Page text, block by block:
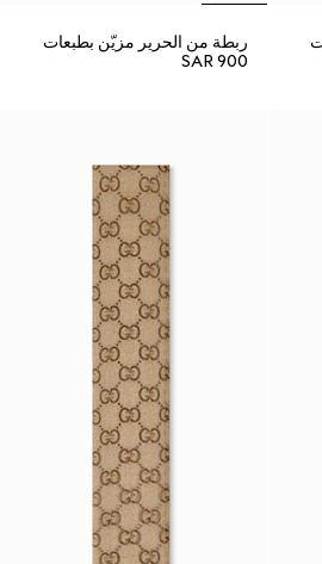
ربطة من الحرير مزيّن بطبعات
SAR 900